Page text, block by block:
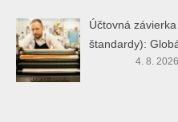
Účtovná
štandardy):
4. 8. 2026